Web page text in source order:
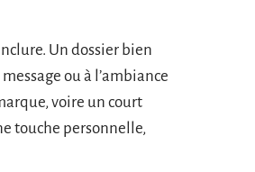
Un dossier bien
ou à l’ambiance
voire un court
touche personnelle,